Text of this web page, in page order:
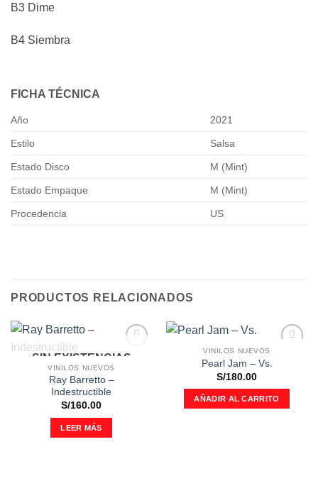
B3 Dime
B4 Siembra
FICHA TÉCNICA
Año 2021
Estilo Salsa
Estado Disco M (Mint)
Estado Empaque M (Mint)
Procedencia US
PRODUCTOS RELACIONADOS
Añadir
SIN EXISTENCIAS
VINILOS NUEVOS
Ray Barretto –
Indestructible
S/160.00
LEER MÁS
VINILOS NUEVOS
Pearl Jam ‎– Vs.
S/180.00
AÑADIR AL CARRITO